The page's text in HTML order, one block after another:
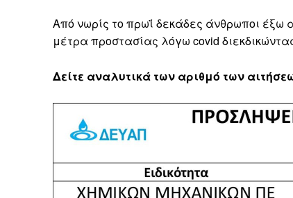
Από νωρίς το πρωΐ δεκάδες άνθρωποι
μέτρα προστασίας λόγω covid
Δείτε αναλυτικά των αριθμό των